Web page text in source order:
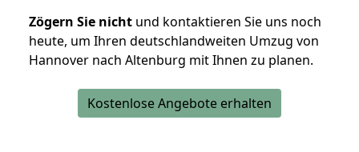
Zögern Sie nicht und kontaktieren Sie uns noch
heute, um Ihren deutschlandweiten Umzug von
Hannover nach Altenburg mit Ihnen zu planen.
Kostenlose Angebote erhalten